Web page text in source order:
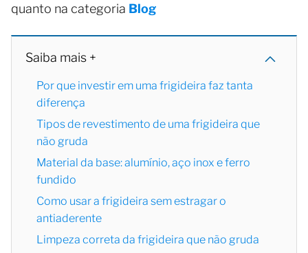
quanto na categoria Blog
Saiba mais +
Por que investir em uma frigideira faz tanta
diferença
Tipos de revestimento de uma frigideira que
não gruda
Material da base: alumínio, aço inox e ferro
fundido
Como usar a frigideira sem estragar o
antiaderente
Limpeza correta da frigideira que não gruda